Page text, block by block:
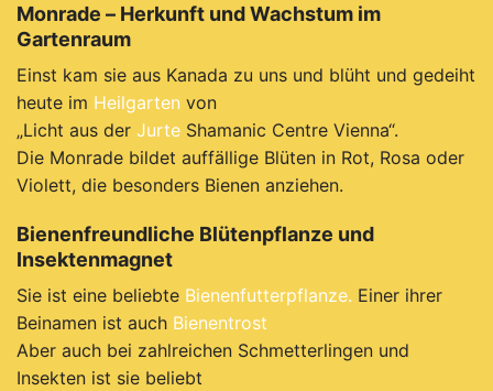
Monrade – Herkunft und Wachstum im
Gartenraum
Einst kam sie aus Kanada zu uns und blüht und gedeiht
heute im Heilgarten von
„Licht aus der Jurte Shamanic Centre Vienna“.
Die Monrade bildet auffällige Blüten in Rot, Rosa oder
Violett, die besonders Bienen anziehen.
Bienenfreundliche Blütenpflanze und
Insektenmagnet
Sie ist eine beliebte Bienenfutterpflanze. Einer ihrer
Beinamen ist auch Bienentrost
Aber auch bei zahlreichen Schmetterlingen und
Insekten ist sie beliebt